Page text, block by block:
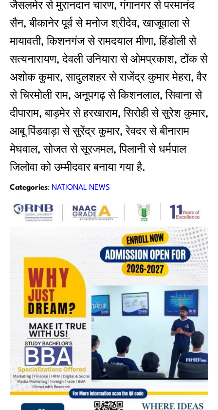
जैसलमेर से मुरानदान चारण, गंगानगर से परमानंद
सैन, बीकानेर पूर्व से मनोज श्रीदेव, खाजूवाला से
मायावती, किशनगंज से रामदयाल मीणा, हिंडोली से
सत्यनारायण, देवली उनियारा से ओमप्रकाश, टोंक से
अशोक कुमार, सादुलशहर से राजेंद्र कुमार मेहरा, वैर
से चिरमोली राम, अनूपगढ़ से किशनलाल, सिवाना से
दीपाराम, बाड़मेर से हरखाराम, सिरोही से सुरेश कुमार,
आबू पिंडवाड़ा से सुरेंद्र कुमार, रेवदर से बीनाराम
मेघवाल, सोजत से सूरजमल, पिलानी से धर्मपाल
जिलोवा को उम्मीदवार बनाया गया है.
Categories: NATIONAL NEWS